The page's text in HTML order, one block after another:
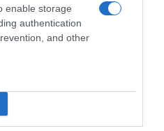
enable storage
authentication
and other
Más infoMenos
el inicio del seguimiento